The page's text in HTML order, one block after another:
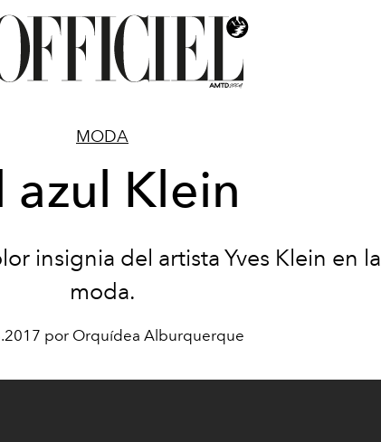
MODA
azul Klein
insignia del artista Yves Klein en la
moda.
por Orquídea Alburquerque